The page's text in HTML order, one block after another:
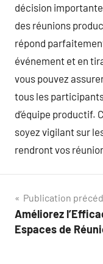
décision
des réunions
répond
événement et en
vous pouvez
tous les
d’équipe productif.
soyez vigilant sur
rendront vos
Navigation
de
Publication
Améliorez
Espaces de